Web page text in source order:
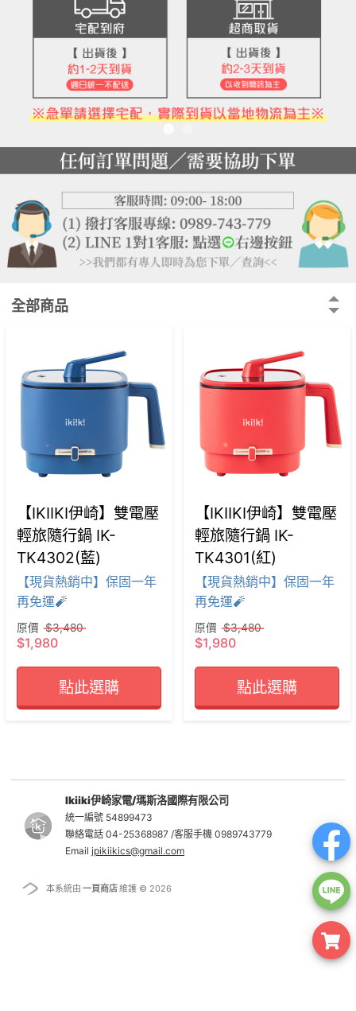
全部商品
【IKIIKI伊崎】雙電壓
輕旅隨行鍋 IK-
TK4302(藍)
【現貨熱銷中】保固一年
再免運🧨
原價 $3,480
$1,980
點此選購
【IKIIKI伊崎】雙電壓
輕旅隨行鍋 IK-
TK4301(紅)
【現貨熱銷中】保固一年
再免運🧨
原價 $3,480
$1,980
點此選購
Ikiiki伊崎家電/瑪斯洛國際有限公司
統一編號 54899473
聯絡電話 04-25368987 /客服手機 0989743779
Email jpikiikics@gmail.com
本系統由 一頁商店維護 © 2026